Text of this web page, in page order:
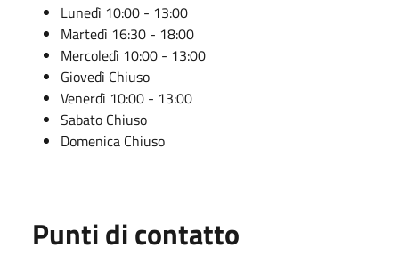
Lunedì 10:00 - 13:00
Martedì 16:30 - 18:00
Mercoledì 10:00 - 13:00
Giovedì Chiuso
Venerdì 10:00 - 13:00
Sabato Chiuso
Domenica Chiuso
Punti di contatto